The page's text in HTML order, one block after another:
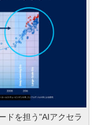
ドを担う"AIアクセラ